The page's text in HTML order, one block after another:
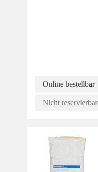
Online bestellbar
Nicht reservierbar